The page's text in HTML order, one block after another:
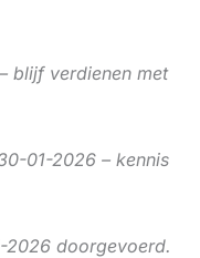
blijf verdienen met
01-2026 – kennis
2026 doorgevoerd.